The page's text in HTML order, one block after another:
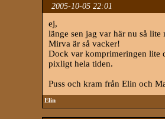
2005-10-05 22:01
ej,
länge sen jag var här nu så
Mirva är så vacker!
Dock var komprimeringen lite
pixligt hela tiden.
Puss och kram från Elin och
Elin